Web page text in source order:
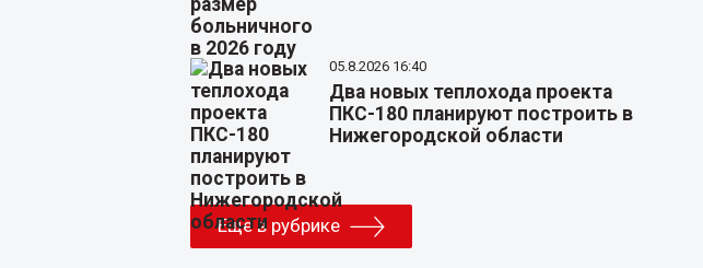
05.8.2026 16:40
Два новых теплохода проекта
ПКС-180 планируют построить в
Нижегородской области
Еще в рубрике